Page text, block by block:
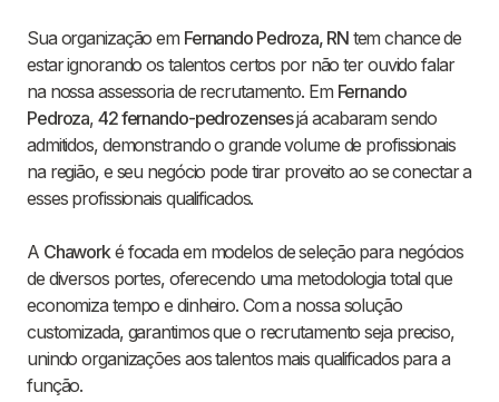
Sua organização em Fernando Pedroza, RNtem chance de
estar ignorando os talentos certos por não ter ouvido falar
na nossa assessoria de recrutamento. Em Fernando
Pedroza,42 fernando-pedrozensesjá acabaram sendo
admitidos, demonstrando o grande volume de profissionais
na região, e seu negócio pode tirar proveito ao se conectar a
esses profissionais qualificados.
A Chaworké focada em modelos de seleção para negócios
de diversos portes, oferecendo uma metodologia total que
economiza tempo e dinheiro. Com a nossa solução
customizada, garantimos que o recrutamento seja preciso,
unindo organizações aos talentos mais qualificados para a
função.